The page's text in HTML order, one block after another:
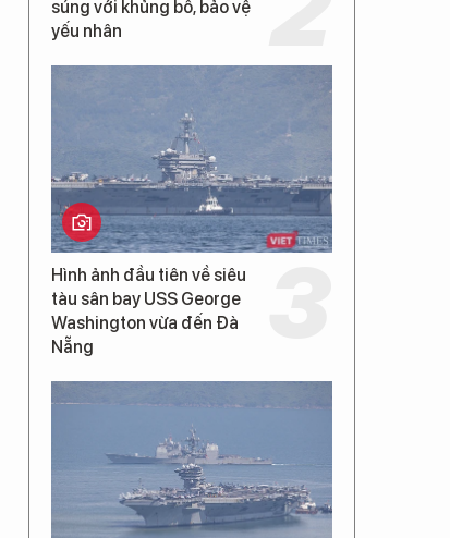
súng với khủng bố, bảo vệ
yếu nhân
Hình ảnh đầu tiên về siêu
tàu sân bay USS George
Washington vừa đến Đà
Nẵng